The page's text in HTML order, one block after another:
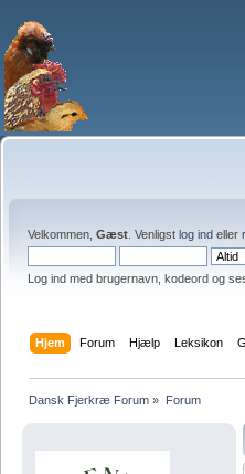
Velkommen, Gæst . Venligst log ind eller
Log ind med brugernavn, kodeord og
Hjem Forum Hjælp Leksikon
Dansk Fjerkræ Forum » Forum